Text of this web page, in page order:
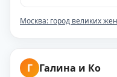
Москва: город великих
Г Галина и Ко